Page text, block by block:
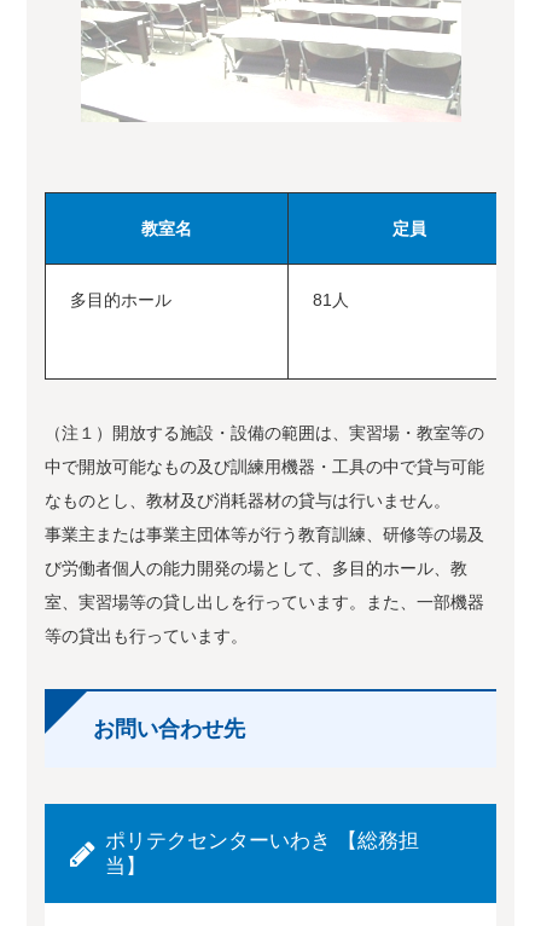
教室名 定員
多目的ホール 81人
（注１）開放する施設・設備の範囲は、実習場・教室等の
中で開放可能なもの及び訓練用機器・工具の中で貸与可能
なものとし、教材及び消耗器材の貸与は行いません。
事業主または事業主団体等が行う教育訓練、研修等の場及
び労働者個人の能力開発の場として、多目的ホール、教
室、実習場等の貸し出しを行っています。また、一部機器
等の貸出も行っています。
お問い合わせ先
ポリテクセンターいわき 【総務担
当】